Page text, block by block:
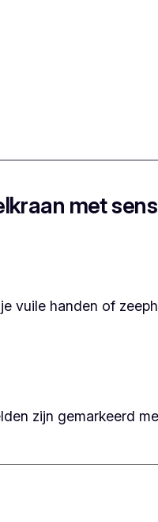
met
vuile handen of
zijn gemarkeerd